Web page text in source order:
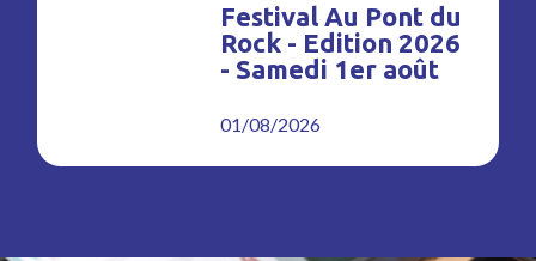
Festival Au Pont du
Rock - Edition 2026
- Samedi 1er août
01/08/2026